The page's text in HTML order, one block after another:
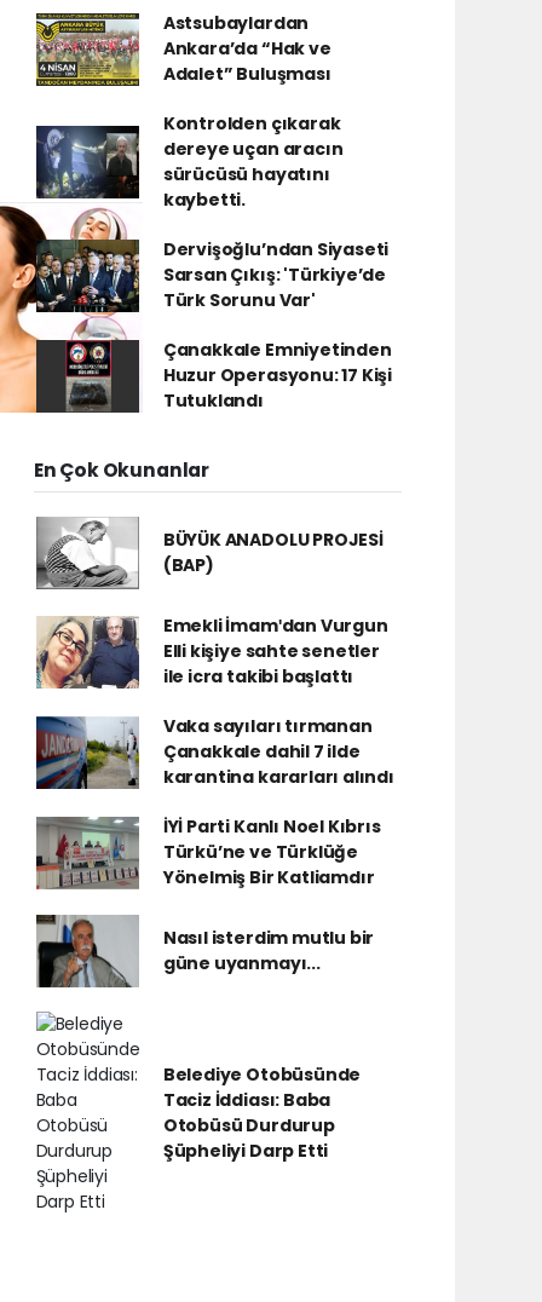
Astsubaylardan
Ankara’da “Hak ve
Adalet” Buluşması
Kontrolden çıkarak
dereye uçan aracın
sürücüsü hayatını
kaybetti.
Dervişoğlu’ndan Siyaseti
Sarsan Çıkış: 'Türkiye’de
Türk Sorunu Var'
Çanakkale Emniyetinden
Huzur Operasyonu: 17 Kişi
Tutuklandı
En Çok Okunanlar
BÜYÜK ANADOLU PROJESİ
(BAP)
Emekli İmamʹdan Vurgun
Elli kişiye sahte senetler
ile icra takibi başlattı
Vaka sayıları tırmanan
Çanakkale dahil 7 ilde
karantina kararları alındı
İYİ Parti Kanlı Noel Kıbrıs
Türkü’ne ve Türklüğe
Yönelmiş Bir Katliamdır
Nasıl isterdim mutlu bir
güne uyanmayı...
Belediye Otobüsünde
Taciz İddiası: Baba
Otobüsü Durdurup
Şüpheliyi Darp Etti